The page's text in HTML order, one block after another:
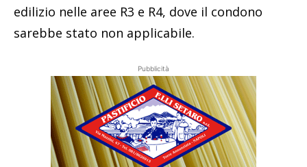
edilizio nelle aree R3 e R4, dove il condono
sarebbe stato non applicabile.
Pubblicità